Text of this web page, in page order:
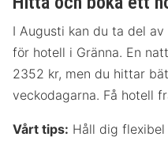
I Augusti kan du ta del
för hotell i Gränna. En
2352 kr, men du hittar
veckodagarna. Få hotell
Vårt tips: Håll dig